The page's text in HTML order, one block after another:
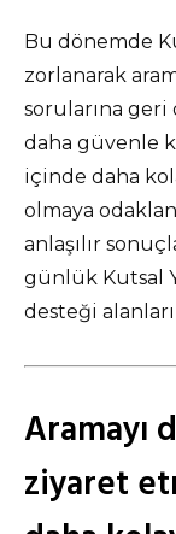
Bu dönemde
zorlanarak
sorularına
daha güvenle
içinde daha
olmaya
anlaşılır
günlük Kutsal
desteği
Aramayı
ziyaret